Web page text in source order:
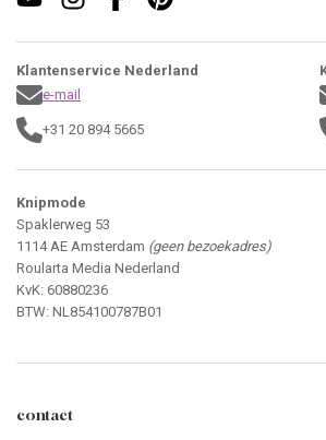
Klantenservice Nederland
e-mail
+31 20 894 5665
Knipmode
Spaklerweg 53
1114 AE Amsterdam (geen bezoekadres)
Roularta Media Nederland
KvK: 60880236
BTW: NL854100787B01
contact